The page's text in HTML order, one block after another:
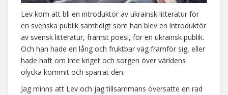
Lev kom att bli en introduktör av ukrainsk litteratur för
en svenska publik samtidigt som han blev en introduktör
av svensk litteratur, främst poesi, för en ukrainsk publik.
Och han hade en lång och fruktbar väg framför sig, eller
hade haft om inte kriget och sorgen över världens
olycka kommit och spärrat den.
Jag minns att Lev och jag tillsammans översatte en rad